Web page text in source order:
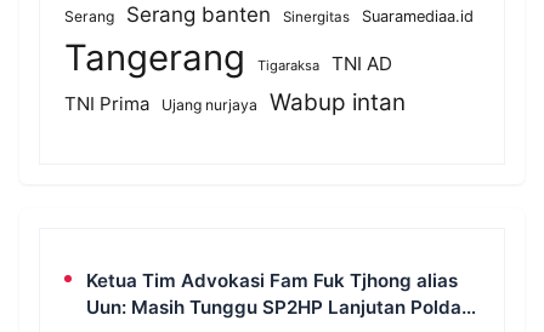
Serang Serang banten Sinergitas Suaramediaa.id
Tangerang Tigaraksa
TNI AD
TNI Prima
Ujang nurjaya Wabup intan
Ketua Tim Advokasi Fam Fuk Tjhong alias
Uun: Masih Tunggu SP2HP Lanjutan Polda